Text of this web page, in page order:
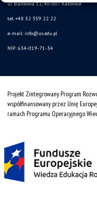
ul. Bankowa 12, 40-007 Katowice
tel. +48 32 359 22 22
e-mail: info@us.edu.pl
NIP: 634-019-71-34
Projekt Zintegrowany Program
współfinansowany przez Unię
ramach Programu Operacyjnego